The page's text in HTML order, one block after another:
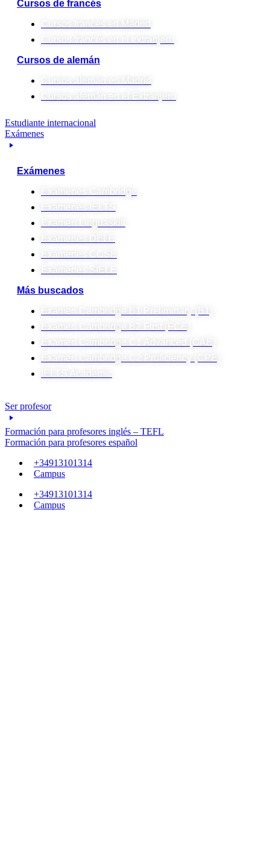
Cursos de francés
Cursos francés en Madrid
Cursos de alemán
Cursos alemán en Madrid
Cursos alemán en el Extranjero
Estudiante internacional
Exámenes
Exámenes
Exámenes Cambridge
Exámenes IELTS
Examen Linguaskill
Exámenes DELE
Exámenes CCSE
Exámenes SIELE
Más buscados
Examen Cambridge B1 Preliminary (B1)
Examen Cambridge B2 First (FCE)
Examen Cambridge C1 Advanced (CAE)
Examen Cambridge C2 Proficiency (CPE)
IELTS Academic
Ser profesor
Formación para profesores inglés – TEFL
Formación para profesores español
+34913101314
Campus
+34913101314
Campus